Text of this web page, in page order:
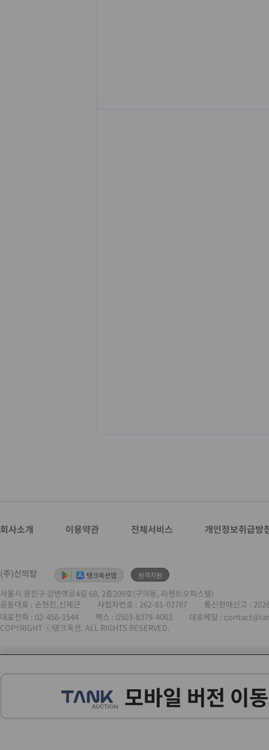
회사소개 이용약관 전체서비스 개인정보취급방
(주)신의탑 | 탱크옥션앱 원격지원
서울시 광진구 강변역로4길 68, 2층209호(구의동, 리젠트오피스텔)
공동대표 : 손현진,신제근
사업자번호 : 262-81-03787
통신판매신고 :
대표전화 : 02-456-1544 팩스 : 0503-8379-4063
대표메일 :
COPYRIGHT ⓒ탱크옥션. ALL RIGHTS RESERVED.
모바일 버전 이동